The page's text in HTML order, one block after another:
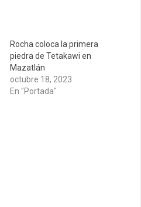
Rocha coloca la primera
piedra de Tetakawi en
Mazatlán
octubre 18, 2023
En "Portada"